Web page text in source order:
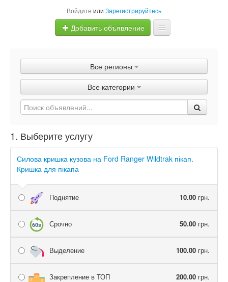
Войдите или Зарегистрируйтесь
Добавить объявление
Объявления
Быстрая продажа
Все регионы
Все категории
1. Выберите услугу
Силова кришка кузова на Ford Ranger Wildtrak пікап.
Кришка для пікапа
Поднятие 10.00 грн.
Срочно 50.00 грн.
Выделение 100.00 грн.
Закрепление в ТОП 200.00 грн.